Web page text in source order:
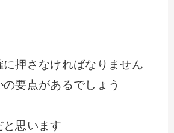
押さなければなりません
要点があるでしょう
思います